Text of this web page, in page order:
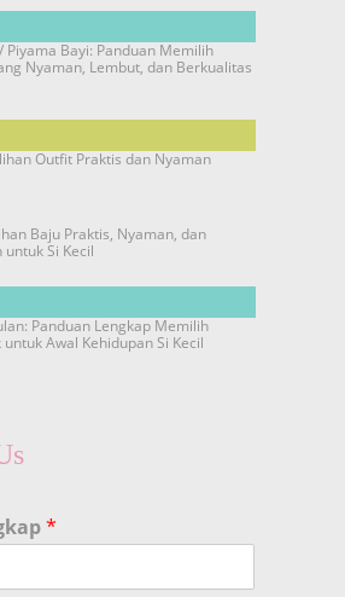
Piyama Bayi: Panduan Memilih
Nyaman, Lembut, dan Berkualitas
Outfit Praktis dan Nyaman
Baju Praktis, Nyaman, dan
Si Kecil
Panduan Lengkap Memilih
Awal Kehidupan Si Kecil
*